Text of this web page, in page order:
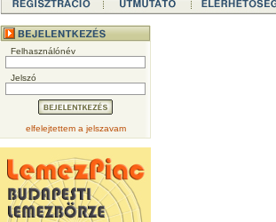
Felhasználónév
Jelszó
elfelejtettem a jelszavam